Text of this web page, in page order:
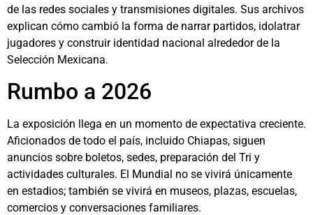
de las redes sociales y transmisiones digitales. Sus archivos
explican cómo cambió la forma de narrar partidos, idolatrar
jugadores y construir identidad nacional alrededor de la
Selección Mexicana.
Rumbo a 2026
La exposición llega en un momento de expectativa creciente.
Aficionados de todo el país, incluido Chiapas, siguen
anuncios sobre boletos, sedes, preparación del Tri y
actividades culturales. El Mundial no se vivirá únicamente
en estadios; también se vivirá en museos, plazas, escuelas,
comercios y conversaciones familiares.